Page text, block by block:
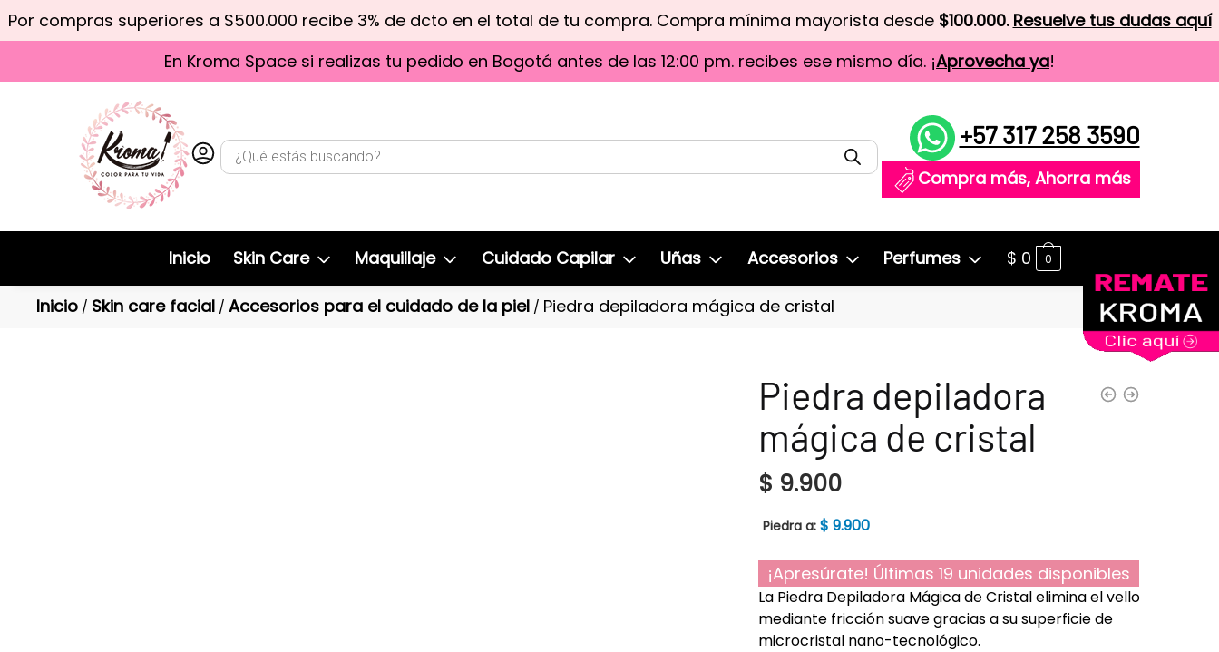
Por compras superiores a $500.000 recibe 3% de dcto en el total de tu compra. Compra mínima mayorista desde $100.000. Resuelve tus dudas aquí
En Kroma Space si realizas tu pedido en Bogotá antes de las 12:00 pm. recibes ese mismo día. ¡Aprovecha ya!
+57 317 258 3590
Compra más, Ahorra más
Inicio Skin Care Maquillaje Cuidado Capilar Uñas Accesorios Perfumes $ 0 0
Inicio / Skin care facial / Accesorios para el cuidado de la piel / Piedra depiladora mágica de cristal
Piedra depiladora
mágica de cristal
$ 9.900
Piedra a: $ 9.900
¡Apresúrate! Últimas 19 unidades disponibles
La Piedra Depiladora Mágica de Cristal elimina el vello
mediante fricción suave gracias a su superficie de
microcristal nano-tecnológico.